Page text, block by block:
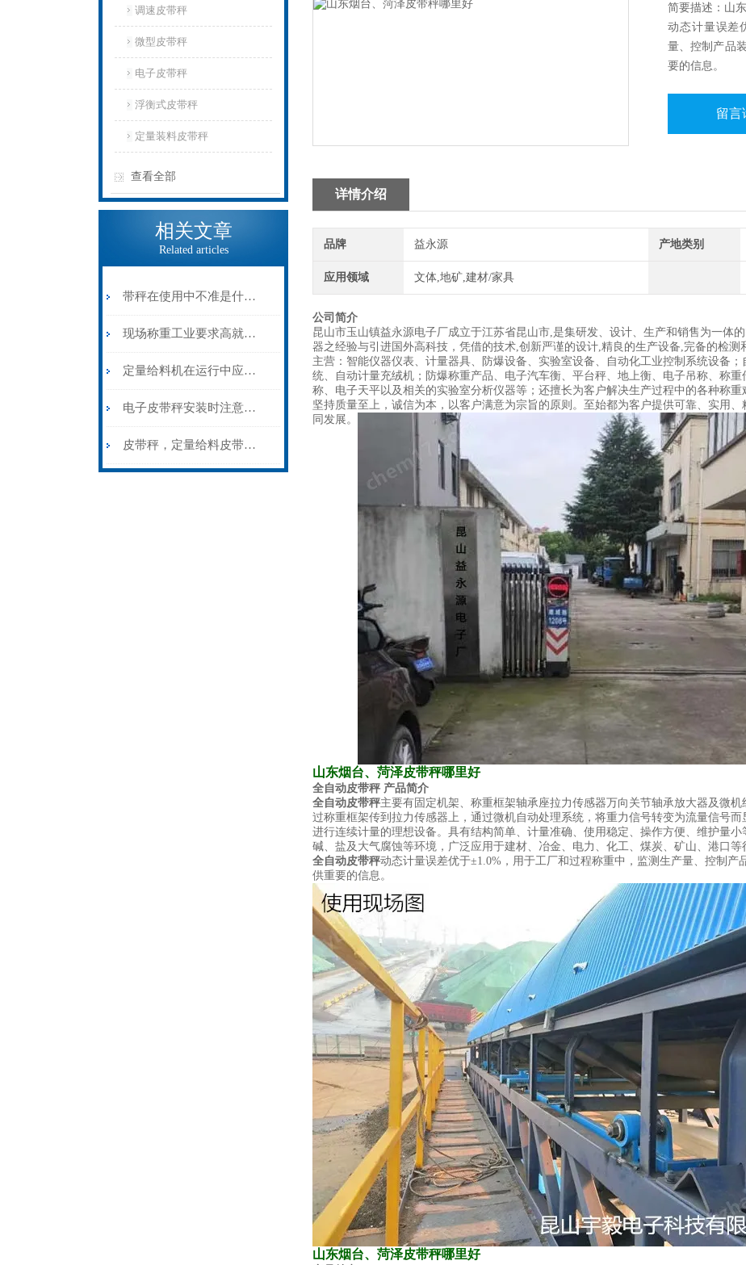
调速皮带秤
微型皮带秤
电子皮带秤
浮衡式皮带秤
定量装料皮带秤
查看全部
相关文章
Related articles
带秤在使用中不准是什么原因？皮带秤常见问题及解决方法?
现场称重工业要求高就选皮带秤
定量给料机在运行中应做的巡视检查有哪些？
电子皮带秤安装时注意影响精度的因素
皮带秤，定量给料皮带称定制厂家
简要描述：山
动态计量误差
量、控制产品
要的信息。
留言
详情介绍
品牌 益永源 产地类别
应用领域 文体,地矿,建材/家具
公司 简介
昆山市玉山镇益永源电子厂成立于江苏省昆山市,是集研发、设计、生产和销售为一体
器之经验与引进国外高科技，凭借的技术,创新严谨的设计,精良的生产设备,完备的检测
主营：智能仪器仪表、计量器具、防爆设备、实验室设备、自动化工业控制系统设备
统、自动计量充绒机；防爆称重产品、电子汽车衡、平台秤、地上衡、电子吊称、称
称、电子天平以及相关的实验室分析仪器等；还擅长为客户解决生产过程中的各种称重
坚持质量至上，诚信为本，以客户满意为宗旨的原则。至始都为客户提供可靠、实用
同发展。
山东烟台、菏泽皮带秤哪里好
全自动皮带秤 产品简介
全自动皮带秤主要有固定机架、称重框架轴承座拉力传感器万向关节轴承放大器及微
过称重框架传到拉力传感器上，通过微机自动处理系统，将重力信号转变为流量信号而
进行连续计量的理想设备。具有结构简单、计量准确、使用稳定、操作方便、维护量小
碱、盐及大气腐蚀等环境，广泛应用于建材、冶金、电力、化工、煤炭、矿山、港口等
全自动皮带秤动态计量误差优于±1.0%，用于工厂和过程称重中，监测生产量、控制
供重要的信息。
山东烟台、菏泽皮带秤哪里好